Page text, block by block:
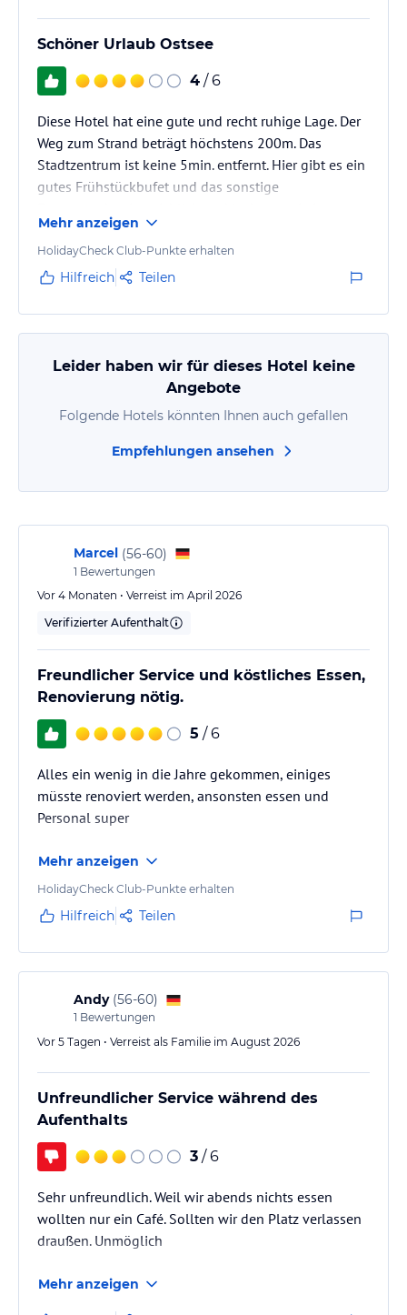
Schöner Urlaub Ostsee
4 / 6
Diese Hotel hat eine gute und recht ruhige Lage. Der
Weg zum Strand beträgt höchstens 200m. Das
Stadtzentrum ist keine 5min. entfernt. Hier gibt es ein
gutes Frühstückbufet und das sonstige
Vergleich sogar günstig. Das Hauspersonal ist sehr
freundlich und hilfsbereit. Für uns war wichtig, daß
auch der Hund mit kommen konnte. Also gerne und
Mehr anzeigen
HolidayCheck Club-Punkte erhalten
Hilfreich Teilen
Leider haben wir für dieses Hotel keine
Angebote
Folgende Hotels könnten Ihnen auch gefallen
Empfehlungen ansehen
Marcel (56-60)
1 Bewertungen
Vor 4 Monaten • Verreist im April 2026
Verifizierter Aufenthalt
Freundlicher Service und köstliches Essen,
Renovierung nötig.
5 / 6
Alles ein wenig in die Jahre gekommen, einiges
müsste renoviert werden, ansonsten essen und
Personal super
Mehr anzeigen
HolidayCheck Club-Punkte erhalten
Hilfreich Teilen
Andy (56-60)
1 Bewertungen
Vor 5 Tagen • Verreist als Familie im August 2026
Unfreundlicher Service während des
Aufenthalts
3 / 6
Sehr unfreundlich. Weil wir abends nichts essen
wollten nur ein Café. Sollten wir den Platz verlassen
draußen. Unmöglich
Mehr anzeigen